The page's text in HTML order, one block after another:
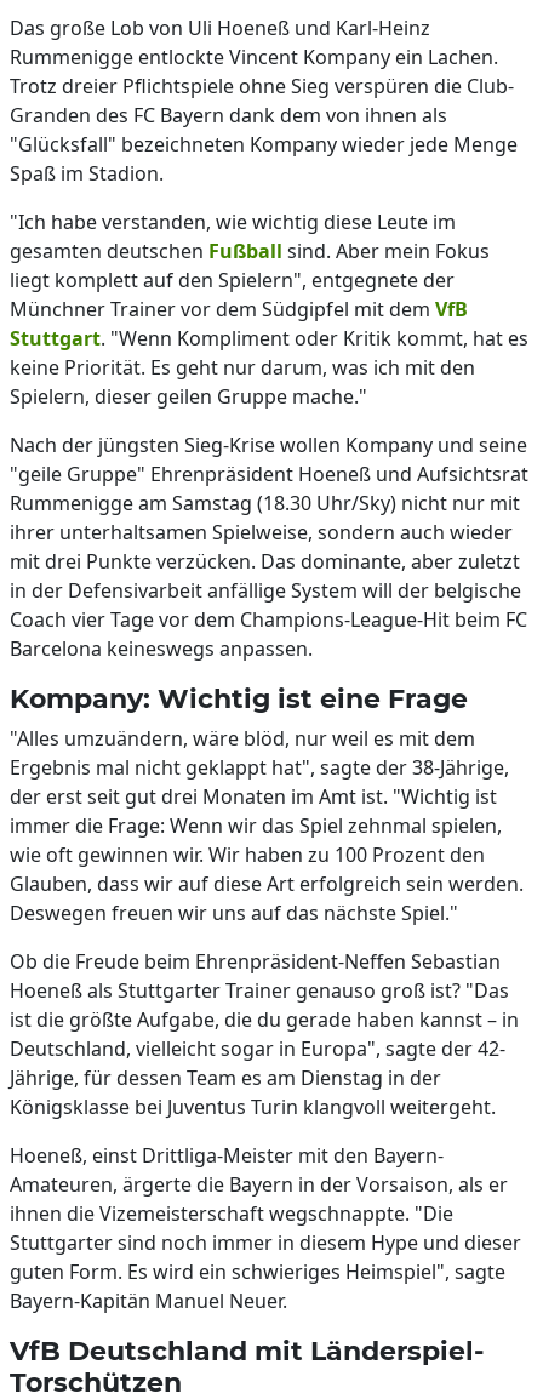
Das große Lob von Uli Hoeneß und Karl-Heinz
Rummenigge entlockte Vincent Kompany ein Lachen.
Trotz dreier Pflichtspiele ohne Sieg verspüren die Club-
Granden des FC Bayern dank dem von ihnen als
"Glücksfall" bezeichneten Kompany wieder jede Menge
Spaß im Stadion.
"Ich habe verstanden, wie wichtig diese Leute im
gesamten deutschen Fußball sind. Aber mein Fokus
liegt komplett auf den Spielern", entgegnete der
Münchner Trainer vor dem Südgipfel mit dem VfB
Stuttgart. "Wenn Kompliment oder Kritik kommt, hat es
keine Priorität. Es geht nur darum, was ich mit den
Spielern, dieser geilen Gruppe mache."
Nach der jüngsten Sieg-Krise wollen Kompany und seine
"geile Gruppe" Ehrenpräsident Hoeneß und Aufsichtsrat
Rummenigge am Samstag (18.30 Uhr/Sky) nicht nur mit
ihrer unterhaltsamen Spielweise, sondern auch wieder
mit drei Punkte verzücken. Das dominante, aber zuletzt
in der Defensivarbeit anfällige System will der belgische
Coach vier Tage vor dem Champions-League-Hit beim FC
Barcelona keineswegs anpassen.
Kompany: Wichtig ist eine Frage
"Alles umzuändern, wäre blöd, nur weil es mit dem
Ergebnis mal nicht geklappt hat", sagte der 38-Jährige,
der erst seit gut drei Monaten im Amt ist. "Wichtig ist
immer die Frage: Wenn wir das Spiel zehnmal spielen,
wie oft gewinnen wir. Wir haben zu 100 Prozent den
Glauben, dass wir auf diese Art erfolgreich sein werden.
Deswegen freuen wir uns auf das nächste Spiel."
Ob die Freude beim Ehrenpräsident-Neffen Sebastian
Hoeneß als Stuttgarter Trainer genauso groß ist? "Das
ist die größte Aufgabe, die du gerade haben kannst – in
Deutschland, vielleicht sogar in Europa", sagte der 42-
Jährige, für dessen Team es am Dienstag in der
Königsklasse bei Juventus Turin klangvoll weitergeht.
Hoeneß, einst Drittliga-Meister mit den Bayern-
Amateuren, ärgerte die Bayern in der Vorsaison, als er
ihnen die Vizemeisterschaft wegschnappte. "Die
Stuttgarter sind noch immer in diesem Hype und dieser
guten Form. Es wird ein schwieriges Heimspiel", sagte
Bayern-Kapitän Manuel Neuer.
VfB Deutschland mit Länderspiel-
Torschützen